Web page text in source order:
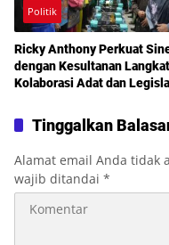
Politik
Ricky Anthony Perkuat
dengan Kesultanan
Kolaborasi Adat dan
Tinggalkan
Alamat email Anda tidak
wajib ditandai *